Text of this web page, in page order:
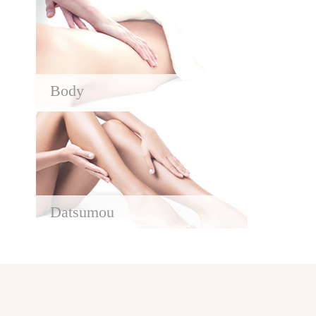
Body
Datsumou